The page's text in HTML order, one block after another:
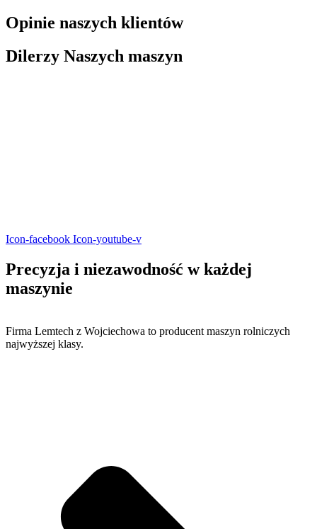
Opinie naszych klientów
Dilerzy Naszych maszyn
Icon-facebook Icon-youtube-v
Precyzja i niezawodność wkażdej
maszynie
Firma Lemtech z Wojciechowa to producent maszyn rolniczych
najwyższej klasy.